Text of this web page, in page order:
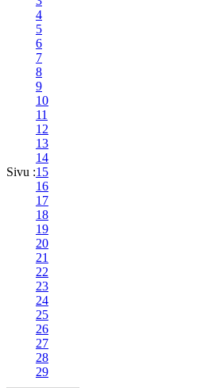
Sivu :
4
5
6
7
8
9
10
11
12
13
14
15
16
17
18
19
20
21
22
23
24
25
26
27
28
29